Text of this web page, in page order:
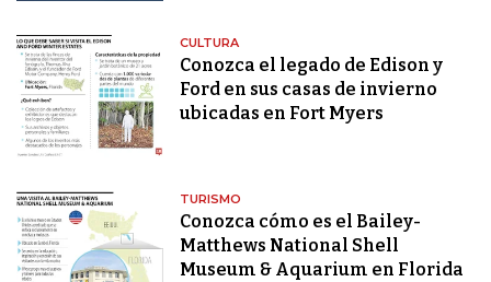
CULTURA
Conozca el legado de Edison y
Ford en sus casas de invierno
ubicadas en Fort Myers
TURISMO
Conozca cómo es el Bailey-
Matthews National Shell
Museum & Aquarium en Florida